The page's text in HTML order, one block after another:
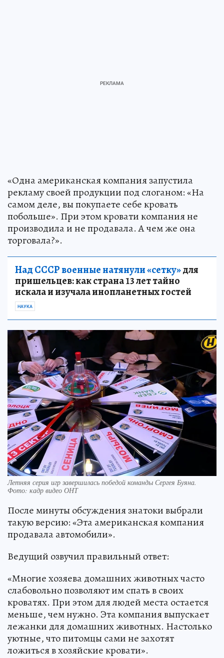
«Одна американская компания запустила
рекламу своей продукции под слоганом: «На
самом деле, вы покупаете себе кровать
побольше». При этом кровати компания не
производила и не продавала. А чем же она
торговала?».
Над СССР военные натянули «сетку»для
пришельцев: как страна 13 лет тайно
искала и изучала инопланетных гостей
НАУКА
Летняя серия игр завершилась победой команды Сергея Буяна.
Фото: кадр видео ОНТ
После минуты обсуждения знатоки выбрали
такую версию: «Эта американская компания
продавала автомобили».
Ведущий озвучил правильный ответ:
«Многие хозяева домашних животных часто
слабовольно позволяют им спать в своих
кроватях. При этом для людей места остается
меньше, чем нужно. Эта компания выпускает
лежанки для домашних животных. Настолько
уютные, что питомцы сами не захотят
ложиться в хозяйские кровати».